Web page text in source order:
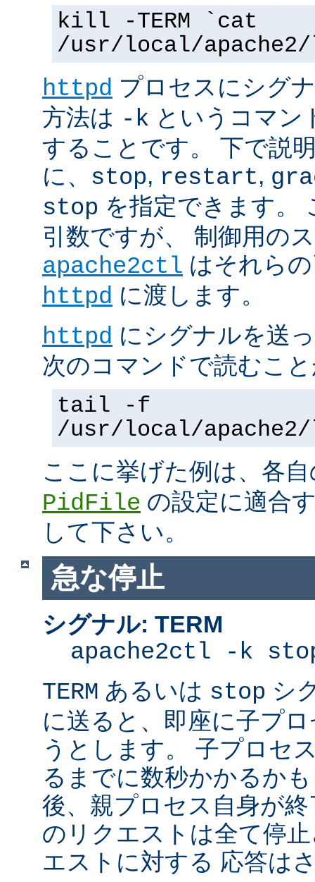
kill -TERM `cat
/usr/local/
httpd プロセスにシグ
方法は -k というコマン
することです。 下で説
に、 stop, restart,
stop を指定できます。
引数ですが、 制御用の
apache2ctl はそれら
httpd に渡します。
httpd にシグナルを送
次のコマンドで読むこ
tail -f
/usr/local/
ここに挙げた例は、各
PidFile の設定に適合
して下さい。
急な停止
シグナル: TERM
apache2ctl -k
TERM あるいは stop シ
に送ると、即座に子プ
うとします。 子プロセ
るまでに数秒かかるか
後、親プロセス自身が
のリクエストは全て停
エストに対する 応答は